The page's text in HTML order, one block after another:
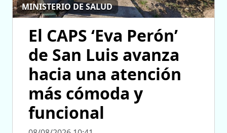
MINISTERIO DE SALUD
El CAPS ‘Eva Perón’
de San Luis avanza
hacia una atención
más cómoda y
funcional